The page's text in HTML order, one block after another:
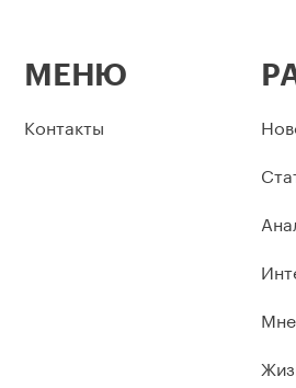
МЕНЮ
Контакты